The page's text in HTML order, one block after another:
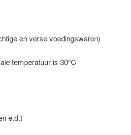
en verse voedingswaren)
temperatuur is 30°C
e.d.)